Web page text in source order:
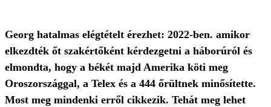
Georg hatalmas elégtételt érezhet: 2022-ben. amikor
elkezdték őt szakértőként kérdezgetni a háborúról és
elmondta, hogy a békét majd Amerika köti meg
Oroszországgal, a Telex és a 444 őrültnek minősítette.
Most meg mindenki erről cikkezik. Tehát meg lehet